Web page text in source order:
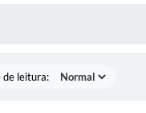
de leitura: